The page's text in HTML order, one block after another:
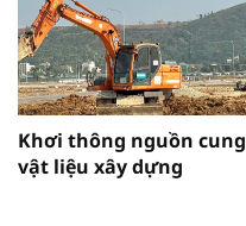
Khơi thông nguồn cung
vật liệu xây dựng